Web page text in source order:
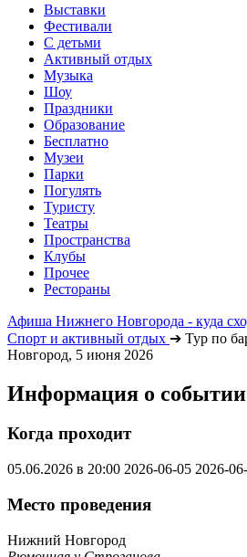
Выставки
Фестивали
С детьми
Активный отдых
Музыка
Шоу
Праздники
Образование
Бесплатно
Музеи
Парки
Погулять
Туристу
Театры
Пространства
Клубы
Прочее
Рестораны
Афиша Нижнего Новгорода - куда
Спорт и активный отдых ➔ Тур по
Новгород, 5 июня 2026
Информация о событии
Когда проходит
05.06.2026 в 20:00 2026-06-05 2026-
Место проведения
Нижний Новгород